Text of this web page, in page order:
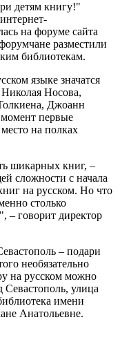
детям книгу!"
на форуме сайта
разместили
библиотекам.
языке значатся
Носова,
Джоанн
первые
на полках
шикарных книг, –
сложности с начала
на русском. Но что
столько
– говорит директор
– подари
необязательно
на русском можно
Севастополь, улица
имени
Анатольевне.